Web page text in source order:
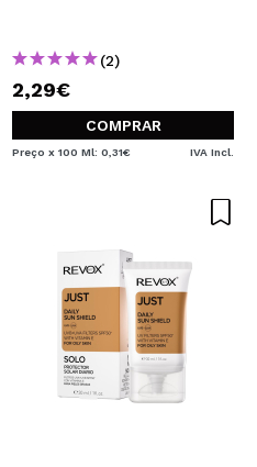
(2)
2,29€
COMPRAR
Preço x 100 Ml: 0,31€ IVA Incl.